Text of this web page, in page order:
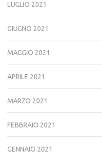
LUGLIO 2021
GIUGNO 2021
MAGGIO 2021
APRILE 2021
MARZO 2021
FEBBRAIO 2021
GENNAIO 2021